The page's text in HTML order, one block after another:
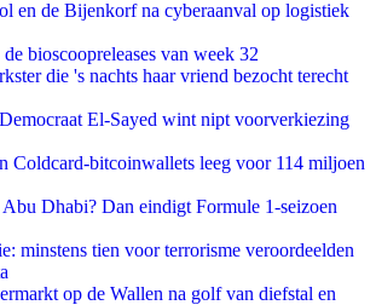
en de Bijenkorf na cyberaanval op logistiek
bioscoopreleases van week 32
die 's nachts haar vriend bezocht terecht
El-Sayed wint nipt voorverkiezing
Coldcard-bitcoinwallets leeg voor 114 miljoen
Abu Dhabi? Dan eindigt Formule 1-seizoen
minstens tien voor terrorisme veroordeelden
op de Wallen na golf van diefstal en